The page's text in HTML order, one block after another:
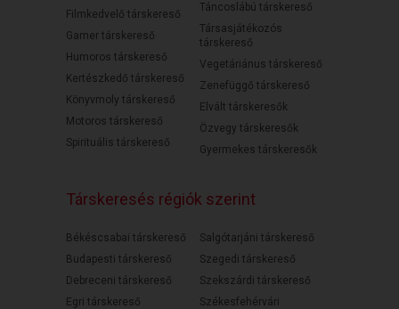
Filmkedvelő társkereső
Gamer társkereső
Humoros társkereső
Kertészkedő társkereső
Könyvmoly társkereső
Motoros társkereső
Spirituális társkereső
Táncoslábú társkereső
Társasjátékozós
társkereső
Vegetáriánus társkereső
Zenefüggő társkereső
Elvált társkeresők
Özvegy társkeresők
Gyermekes társkeresők
Társkeresés régiók szerint
Békéscsabai társkereső
Budapesti társkereső
Debreceni társkereső
Egri társkereső
Salgótarjáni társkereső
Szegedi társkereső
Szekszárdi társkereső
Székesfehérvári